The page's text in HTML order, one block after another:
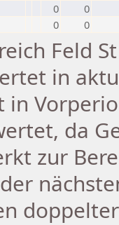
0
0
0 0
Feld
in
in
da
zur